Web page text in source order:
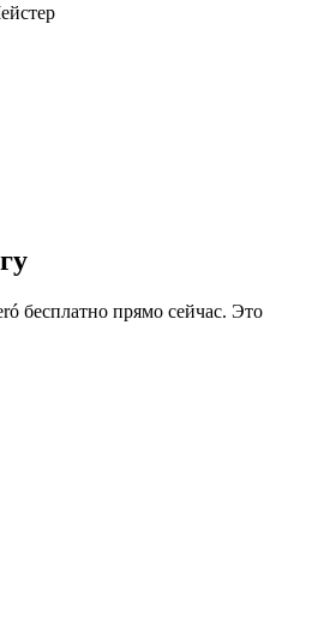
бесплатно прямо сейчас. Это